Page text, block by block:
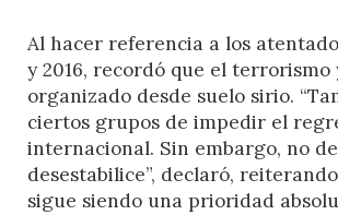
Al hacer referencia a los
y 2016, recordó que el
organizado desde suelo sirio.
ciertos grupos de impedir el
internacional. Sin embargo, no
desestabilice”, declaró,
sigue siendo una prioridad